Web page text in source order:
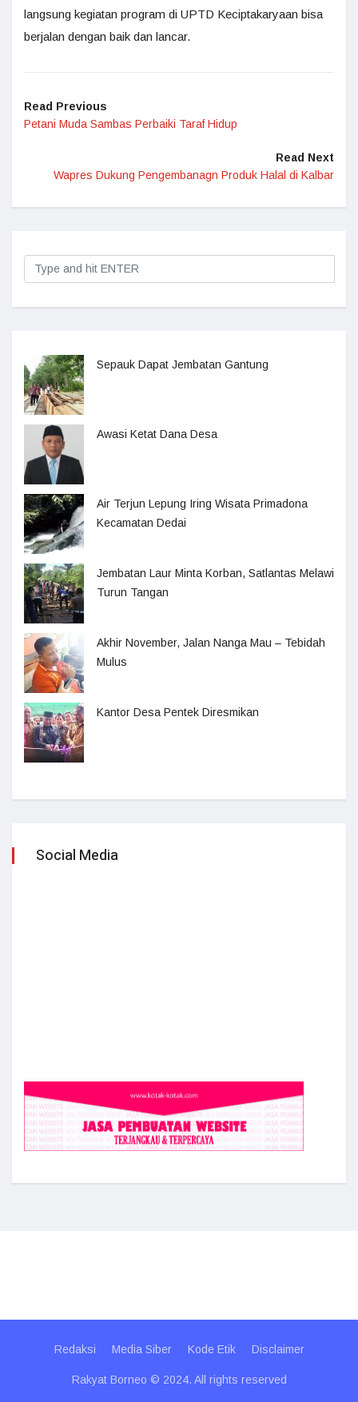
langsung kegiatan program di UPTD Keciptakaryaan bisa
berjalan dengan baik dan lancar.
Read Previous
Petani Muda Sambas Perbaiki Taraf Hidup
Read Next
Wapres Dukung Pengembanagn Produk Halal di Kalbar
Sepauk Dapat Jembatan Gantung
Awasi Ketat Dana Desa
Air Terjun Lepung Iring Wisata Primadona
Kecamatan Dedai
Jembatan Laur Minta Korban, Satlantas Melawi
Turun Tangan
Akhir November, Jalan Nanga Mau – Tebidah
Mulus
Kantor Desa Pentek Diresmikan
Social Media
Redaksi Media Siber Kode Etik Disclaimer
Rakyat Borneo © 2024. All rights reserved